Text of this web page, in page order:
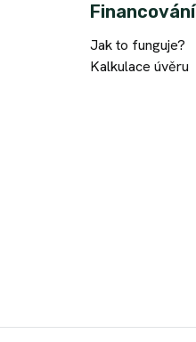
Financování
Jak to funguje?
Kalkulace úvěru